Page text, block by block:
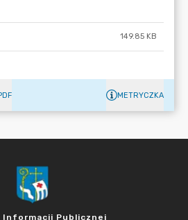
149.85 KB
METRYCZKA
Informacji Publicznej